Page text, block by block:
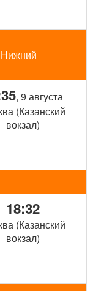
, 9 августа
(Казанский
вокзал)
18:32
(Казанский
вокзал)